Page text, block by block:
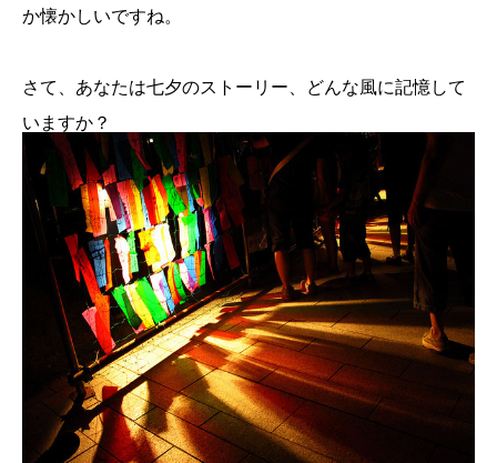
か懐かしいですね。
さて、あなたは七夕のストーリー、どんな風に記憶して
いますか？